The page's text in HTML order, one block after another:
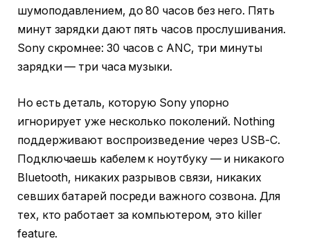
шумоподавлением, до 80 часов без него. Пять
минут зарядки дают пять часов прослушивания.
Sony скромнее: 30 часов с ANC, три минуты
зарядки — три часа музыки.
Но есть деталь, которую Sony упорно
игнорирует уже несколько поколений. Nothing
поддерживают воспроизведение через USB-C.
Подключаешь кабелем к ноутбуку — и никакого
Bluetooth, никаких разрывов связи, никаких
севших батарей посреди важного созвона. Для
тех, кто работает за компьютером, это killer
feature.